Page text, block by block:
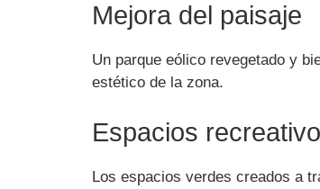
Mejora del paisaje
Un parque eólico revegetado y
estético de la zona.
Espacios
Los espacios verdes creados a